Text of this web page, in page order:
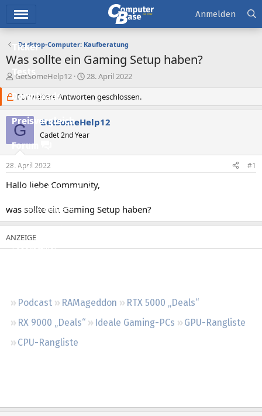
Ticker
Tests
Downloads
Preisvergleich
Forum
Aktuelles
Empfohlene Inhalte
Neue Beiträge
Leserartikel
Podcast RAMageddon
RTX 5000 „Deals“
RX 9000 „Deals“
Ideale Gaming-PCs
GPU-Rangliste
CPU-Rangliste
Anmelden
Desktop-Computer: Kaufberatung
Was sollte ein Gaming Setup haben?
E
s
t
e
l
e
GetSomeHelp12
E
s
t
l
l
m
28. April 2022
Für weitere Antworten geschlossen.
G GetSomeHelp12
Cadet 2nd Year
28. April 2022 #1
Hallo liebe Community,
was sollte ein Gaming Setup haben?